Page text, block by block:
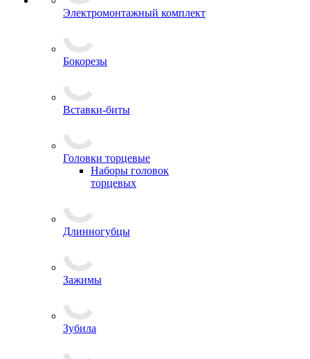
Электромонтажный комплект
Бокорезы
Вставки-биты
Головки торцевые
Наборы головок
торцевых
Длинногубцы
Зажимы
Зубила